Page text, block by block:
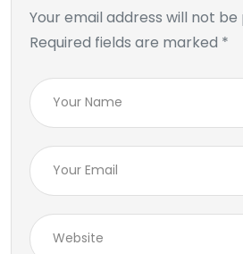
Your email address will not be
Required fields are marked *